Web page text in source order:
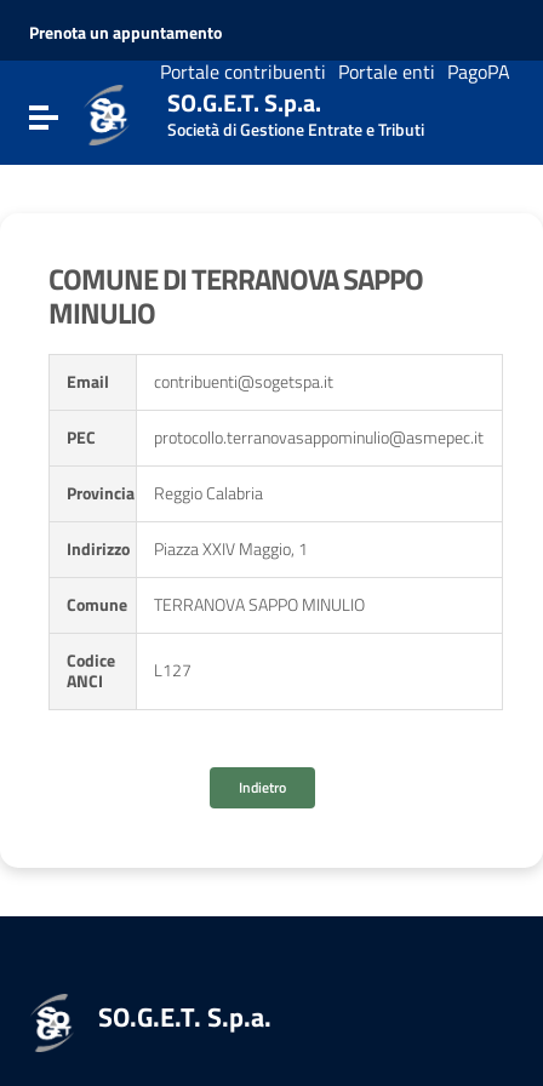
Vai al menu di navigazione
Prenota un appuntamento
Portale contribuenti Portale enti PagoPA
Attiva / disattiva la navigazione
SO.G.E.T. S.p.a.
Società di Gestione Entrate e Tributi
COMUNE DI TERRANOVA SAPPO
MINULIO
Email contribuenti@sogetspa.it
PEC protocollo.terranovasappominulio@asmepec.it
Provincia Reggio Calabria
Indirizzo Piazza XXIV Maggio, 1
Comune TERRANOVA SAPPO MINULIO
Codice
ANCI L127
Indietro
SO.G.E.T. S.p.a.